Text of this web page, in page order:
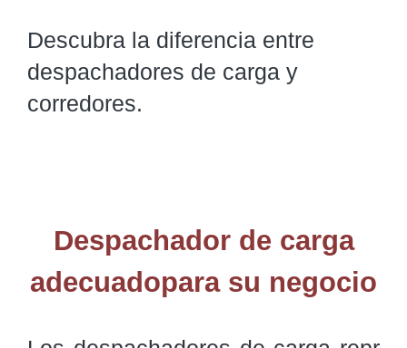
Descubra la diferencia entre
despachadores de carga y
corredores.
Despachador de carga
adecuadopara su negocio